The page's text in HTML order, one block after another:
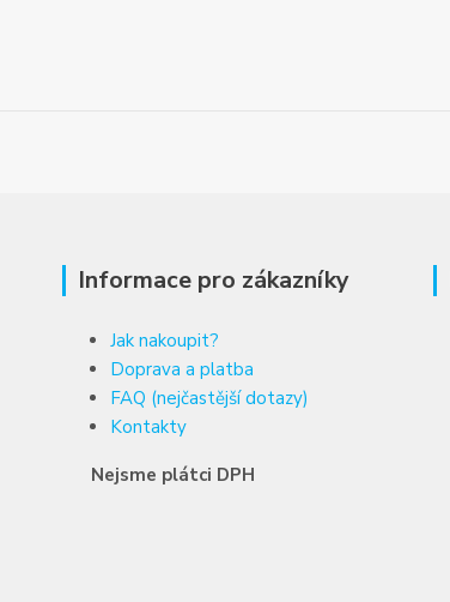
Informace pro zákazníky
Jak nakoupit?
Doprava a platba
FAQ (nejčastější dotazy)
Kontakty
Nejsme plátci DPH